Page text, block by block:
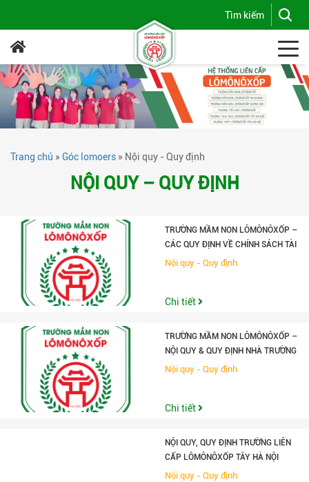
Trang chủ » Góc lomoers » Nội quy - Quy định
NỘI QUY – QUY ĐỊNH
TRƯỜNG MẦM NON LÔMÔNÔXỐP –
CÁC QUY ĐỊNH VỀ CHÍNH SÁCH TÀI
CHÍNH & THANH TOÁN
Nội quy - Quy định
Chi tiết
TRƯỜNG MẦM NON LÔMÔNÔXỐP –
NỘI QUY & QUY ĐỊNH NHÀ TRƯỜNG
Nội quy - Quy định
Chi tiết
NỘI QUY, QUY ĐỊNH TRƯỜNG LIÊN
CẤP LÔMÔNÔXỐP TÂY HÀ NỘI
Nội quy - Quy định